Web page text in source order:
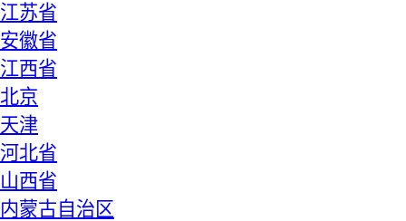
江苏省
安徽省
江西省
北京
天津
河北省
山西省
内蒙古自治区